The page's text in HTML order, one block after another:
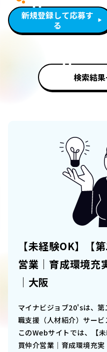
新規登録して応募す
る
検索結
【未経験OK】【
営業｜育成環境充
｜大阪
マイナビジョブ20'sは、
職支援（人材紹介）サービ
このWebサイトでは、
【
買仲介営業｜育成環境充